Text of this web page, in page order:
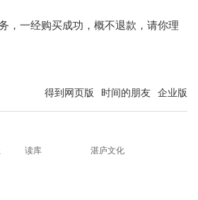
，一经购买成功，概不退款，请你理
得到网页版 时间的朋友 企业版
读库
湛庐文化